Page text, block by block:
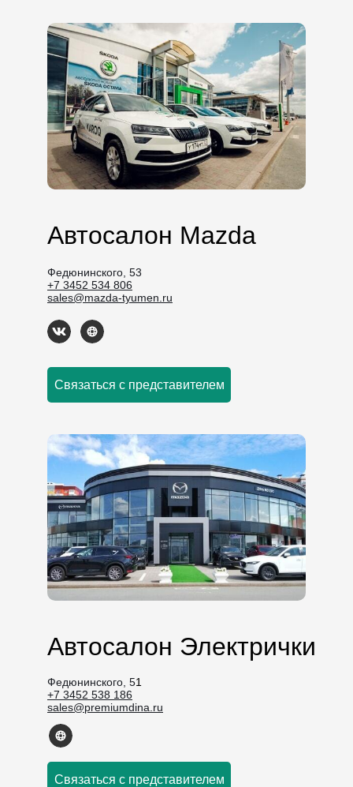
Автосалон Mazda
Федюнинского, 53
+7 3452 534 806
sales@mazda-tyumen.ru
Связаться с представителем
Автосалон Электрички
Федюнинского, 51
+7 3452 538 186
sales@premiumdina.ru
Связаться с представителем